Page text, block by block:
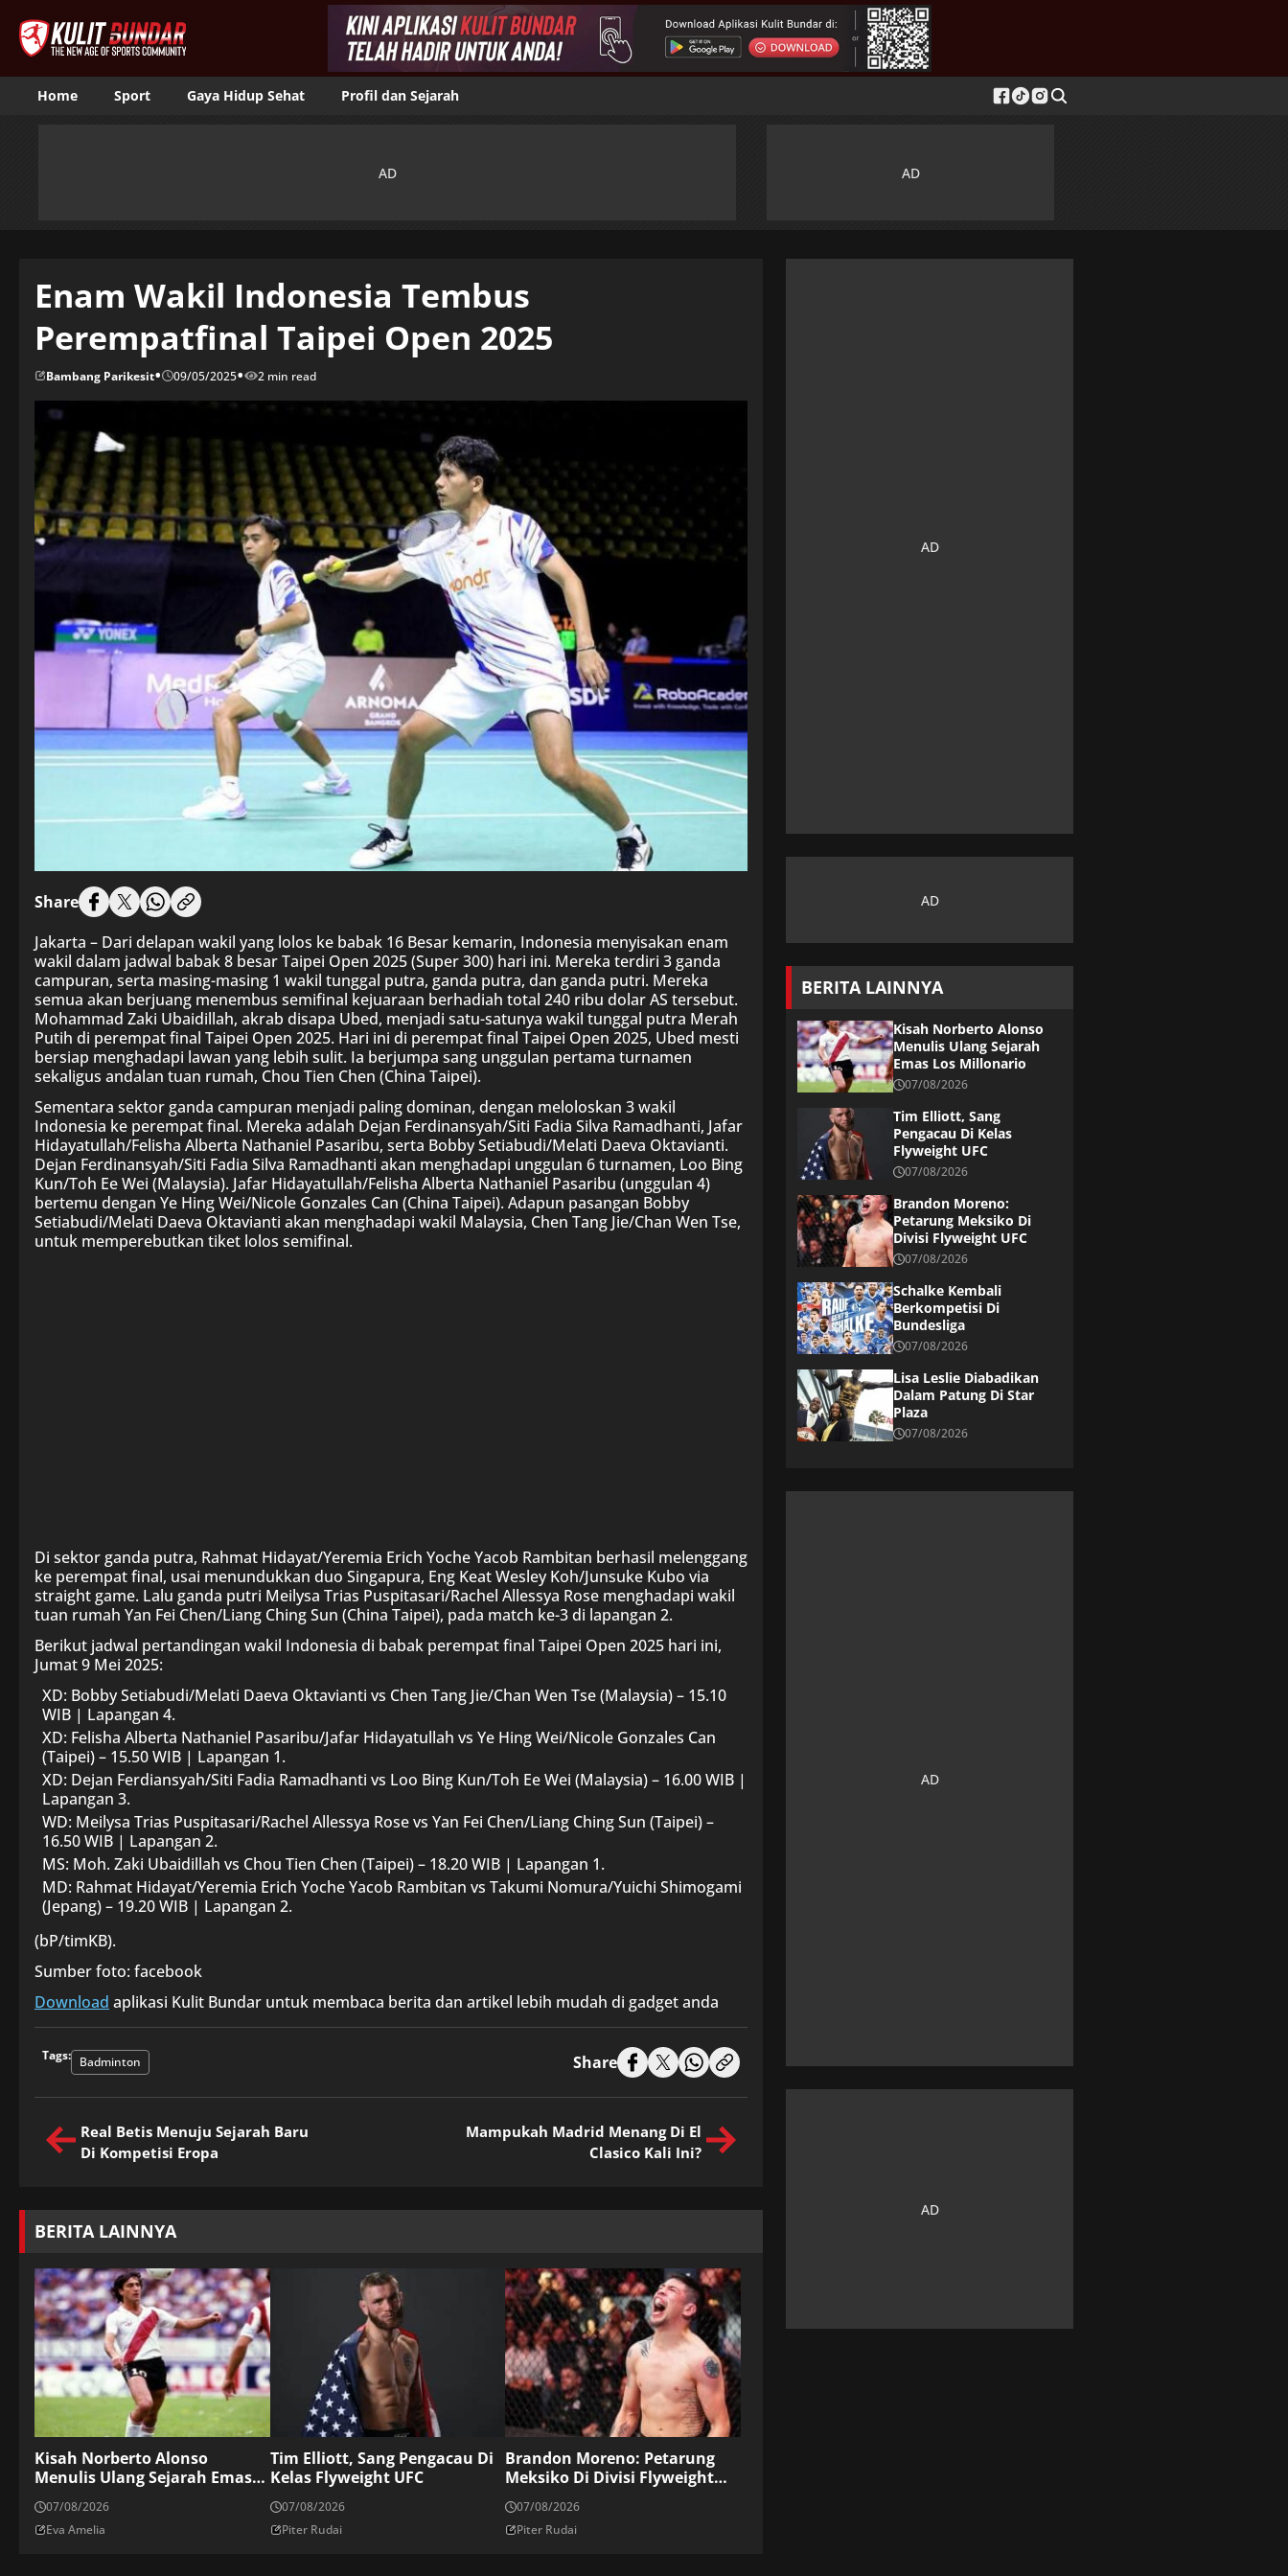
Home Sport Gaya Hidup Sehat Profil dan Sejarah
Enam Wakil Indonesia Tembus
Perempatfinal Taipei Open 2025
Bambang Parikesit• 09/05/2025• 2 min read
Share
Jakarta – Dari delapan wakil yang lolos ke babak 16 Besar kemarin, Indonesia menyisakan enam
wakil dalam jadwal babak 8 besar Taipei Open 2025 (Super 300) hari ini. Mereka terdiri 3 ganda
campuran, serta masing-masing 1 wakil tunggal putra, ganda putra, dan ganda putri. Mereka
semua akan berjuang menembus semifinal kejuaraan berhadiah total 240 ribu dolar AS tersebut.
Mohammad Zaki Ubaidillah, akrab disapa Ubed, menjadi satu-satunya wakil tunggal putra Merah
Putih di perempat final Taipei Open 2025. Hari ini di perempat final Taipei Open 2025, Ubed mesti
bersiap menghadapi lawan yang lebih sulit. Ia berjumpa sang unggulan pertama turnamen
sekaligus andalan tuan rumah, Chou Tien Chen (China Taipei).
Sementara sektor ganda campuran menjadi paling dominan, dengan meloloskan 3 wakil
Indonesia ke perempat final. Mereka adalah Dejan Ferdinansyah/Siti Fadia Silva Ramadhanti, Jafar
Hidayatullah/Felisha Alberta Nathaniel Pasaribu, serta Bobby Setiabudi/Melati Daeva Oktavianti.
Dejan Ferdinansyah/Siti Fadia Silva Ramadhanti akan menghadapi unggulan 6 turnamen, Loo Bing
Kun/Toh Ee Wei (Malaysia). Jafar Hidayatullah/Felisha Alberta Nathaniel Pasaribu (unggulan 4)
bertemu dengan Ye Hing Wei/Nicole Gonzales Can (China Taipei). Adapun pasangan Bobby
Setiabudi/Melati Daeva Oktavianti akan menghadapi wakil Malaysia, Chen Tang Jie/Chan Wen Tse,
untuk memperebutkan tiket lolos semifinal.
Di sektor ganda putra, Rahmat Hidayat/Yeremia Erich Yoche Yacob Rambitan berhasil melenggang
ke perempat final, usai menundukkan duo Singapura, Eng Keat Wesley Koh/Junsuke Kubo via
straight game. Lalu ganda putri Meilysa Trias Puspitasari/Rachel Allessya Rose menghadapi wakil
tuan rumah Yan Fei Chen/Liang Ching Sun (China Taipei), pada match ke-3 di lapangan 2.
Berikut jadwal pertandingan wakil Indonesia di babak perempat final Taipei Open 2025 hari ini,
Jumat 9 Mei 2025:
XD: Bobby Setiabudi/Melati Daeva Oktavianti vs Chen Tang Jie/Chan Wen Tse (Malaysia) – 15.10
WIB | Lapangan 4.
XD: Felisha Alberta Nathaniel Pasaribu/Jafar Hidayatullah vs Ye Hing Wei/Nicole Gonzales Can
(Taipei) – 15.50 WIB | Lapangan 1.
XD: Dejan Ferdiansyah/Siti Fadia Ramadhanti vs Loo Bing Kun/Toh Ee Wei (Malaysia) – 16.00 WIB |
Lapangan 3.
WD: Meilysa Trias Puspitasari/Rachel Allessya Rose vs Yan Fei Chen/Liang Ching Sun (Taipei) –
16.50 WIB | Lapangan 2.
MS: Moh. Zaki Ubaidillah vs Chou Tien Chen (Taipei) – 18.20 WIB | Lapangan 1.
MD: Rahmat Hidayat/Yeremia Erich Yoche Yacob Rambitan vs Takumi Nomura/Yuichi Shimogami
(Jepang) – 19.20 WIB | Lapangan 2.
(bP/timKB).
Sumber foto: facebook
Download aplikasi Kulit Bundar untuk membaca berita dan artikel lebih mudah di gadget anda
Tags: Badminton Share
Real Betis Menuju Sejarah Baru
Di Kompetisi Eropa
Mampukah Madrid Menang Di El
Clasico Kali Ini?
BERITA LAINNYA
Kisah Norberto Alonso
Menulis Ulang Sejarah Emas
Los Millonario
07/08/2026
Eva Amelia
Tim Elliott, Sang Pengacau Di
Kelas Flyweight UFC
07/08/2026
Piter Rudai
Brandon Moreno: Petarung
Meksiko Di Divisi Flyweight
UFC07/08/2026
Piter Rudai
BERITA LAINNYA
Kisah Norberto Alonso
Menulis Ulang Sejarah
Emas Los Millonario
07/08/2026
Tim Elliott, Sang
Pengacau Di Kelas
Flyweight UFC
07/08/2026
Brandon Moreno:
Petarung Meksiko Di
Divisi Flyweight UFC
07/08/2026
Schalke Kembali
Berkompetisi Di
Bundesliga
07/08/2026
Lisa Leslie Diabadikan
Dalam Patung Di Star
Plaza
07/08/2026